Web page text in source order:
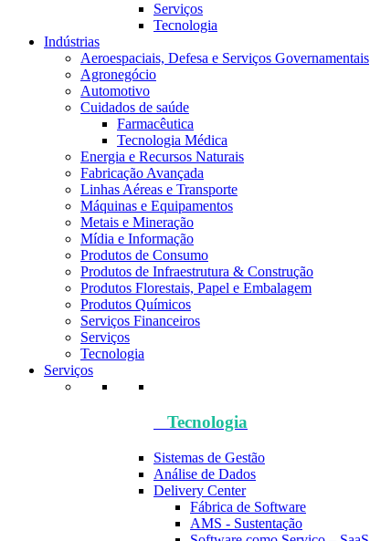
Serviços
Tecnologia
Indústrias
Aeroespaciais, Defesa e Serviços Governamentais
Agronegócio
Automotivo
Cuidados de saúde
Farmacêutica
Tecnologia Médica
Energia e Recursos Naturais
Fabricação Avançada
Linhas Aéreas e Transporte
Máquinas e Equipamentos
Metais e Mineração
Mídia e Informação
Produtos de Consumo
Produtos de Infraestrutura & Construção
Produtos Florestais, Papel e Embalagem
Produtos Químicos
Serviços Financeiros
Serviços
Tecnologia
Serviços
Tecnologia
Sistemas de Gestão
Análise de Dados
Delivery Center
Fábrica de Software
AMS - Sustentação